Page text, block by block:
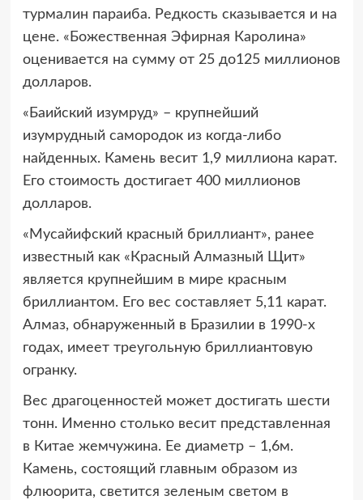
турмалин параиба. Редкость сказывается и на
цене. «Божественная Эфирная Каролина»
оценивается на сумму от 25 до125 миллионов
долларов.
«Баийский изумруд» – крупнейший
изумрудный самородок из когда-либо
найденных. Камень весит 1,9 миллиона карат.
Его стоимость достигает 400 миллионов
долларов.
«Мусайифский красный бриллиант», ранее
известный как «Красный Алмазный Щит»
является крупнейшим в мире красным
бриллиантом. Его вес составляет 5,11 карат.
Алмаз, обнаруженный в Бразилии в 1990-х
годах, имеет треугольную бриллиантовую
огранку.
Вес драгоценностей может достигать шести
тонн. Именно столько весит представленная
в Китае жемчужина. Ее диаметр – 1,6м.
Камень, состоящий главным образом из
флюорита, светится зеленым светом в